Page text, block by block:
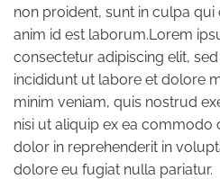
non proident, sunt in culpa
anim id est laborum.Lorem
consectetur adipiscing elit,
incididunt ut labore et dolore
minim veniam, quis nostrud
nisi ut aliquip ex ea commodo
dolor in reprehenderit in
dolore eu fugiat nulla pariatur.